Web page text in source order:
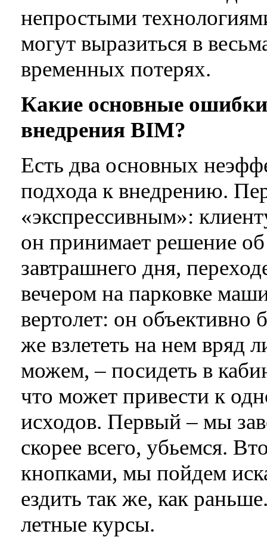
непростыми
могут выразиться в
временных потерях.
Какие основные
внедрения BIM?
Есть два основных
подхода к внедрению.
«экспрессивным»:
он принимает решение
завтрашнего дня,
вечером на парковке
вертолет: он объективно
же взлететь на нем вряд
можем, – посидеть в
что может привести к
исходов. Первый – мы
скорее всего, убьемся.
кнопками, мы пойдем
ездить так же, как
летные курсы.